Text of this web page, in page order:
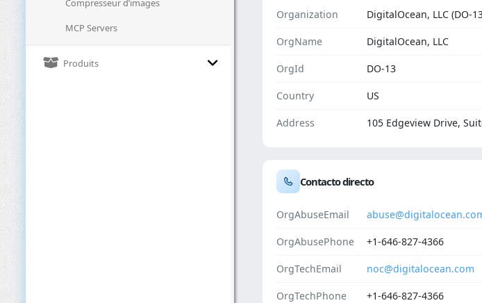
Compresseur d’images
MCP Servers
Produits
Organization DigitalOcean, LLC (DO-
OrgName DigitalOcean, LLC
OrgId DO-13
Country US
Address 105 Edgeview Drive,
Contacto directo
OrgAbuseEmail
OrgAbusePhone +1-646-827-4366
OrgTechEmail noc@digitalocean.com
OrgTechPhone +1-646-827-4366